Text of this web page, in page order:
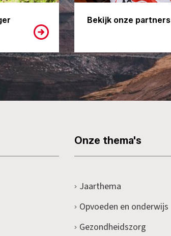
Bekijk onze partners
Onze thema's
Jaarthema
Opvoeden en onderwijs
Gezondheidszorg